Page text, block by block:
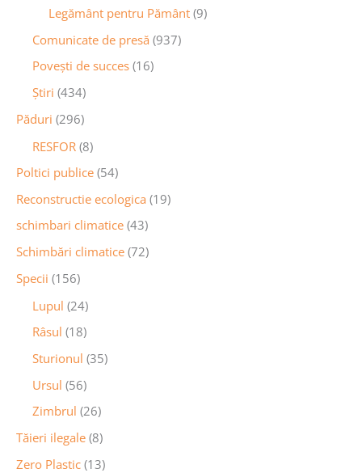
Legământ pentru Pământ (9)
Comunicate de presă (937)
Povești de succes (16)
Știri (434)
Păduri (296)
RESFOR (8)
Poltici publice (54)
Reconstructie ecologica (19)
schimbari climatice (43)
Schimbări climatice (72)
Specii (156)
Lupul (24)
Râsul (18)
Sturionul (35)
Ursul (56)
Zimbrul (26)
Tăieri ilegale (8)
Zero Plastic (13)